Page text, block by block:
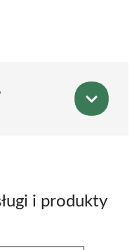
i produkty